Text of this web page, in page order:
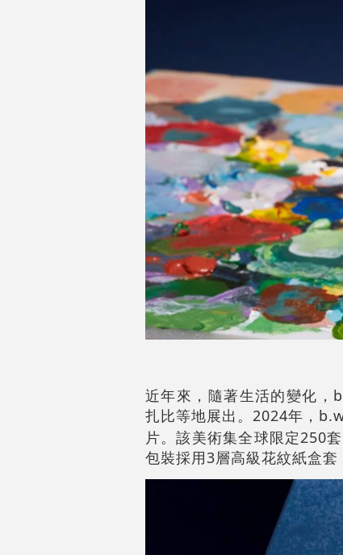
近年來，隨著生活的變化，
扎比等地展出。2024年，
片。該美術集全球限定250
包裝採用3層高級花紋紙盒套